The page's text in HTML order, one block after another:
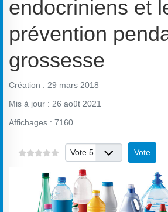
endocriniens et
prévention
grossesse
Création : 29 mars 2018
Mis à jour : 26 août 2021
Affichages : 7160
Veuillez voter